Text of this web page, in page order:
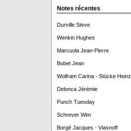
Notes récentes
Durville Steve
Wenkin Hughes
Marcuola Jean-Pierre
Bobet Jean
Wolfram Carina - Stücke Heinz
Delonca Jérémie
Punch Tuesday
Schrever Wim
Borgé Jacques - Viasnoff